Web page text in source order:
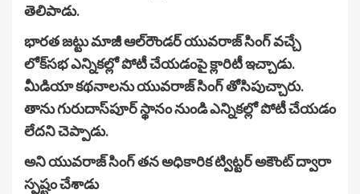
తెలిపాడు.
భారత జట్టు మాజీ ఆల్‌రౌండర్ యువరాజ్ సింగ్ వచ్చే
లోక్‌సభ ఎన్నికల్లో పోటీ చేయడంపై క్లారిటీ ఇచ్చాడు.
మీడియా కథనాలను యువరాజ్ సింగ్ తోసిపుచ్చారు.
తాను గురుదాస్‌పూర్ స్థానం నుండి ఎన్నికల్లో పోటీ చేయడం
లేదని చెప్పాడు.
అని యువరాజ్ సింగ్ తన అధికారిక ట్విట్టర్ అకౌంట్ ద్వారా
స్పష్టం చేశాడు